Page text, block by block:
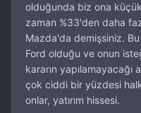
olduğunda biz ona
zaman %33'den daha
Mazda'da demişsiniz.
Ford olduğu ve onun
kararın yapılamayacağı
çok ciddi bir yüzdesi
onlar, yatırım hissesi.